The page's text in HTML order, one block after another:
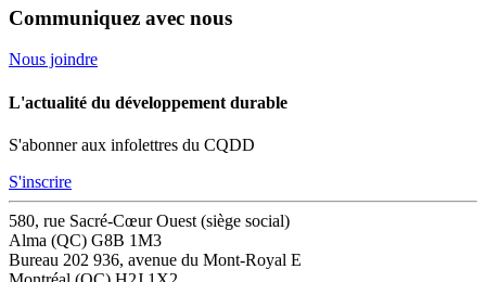
Communiquez avec nous
Nous joindre
L'actualité du développement durable
S'abonner aux infolettres du CQDD
S'inscrire
580, rue Sacré-Cœur Ouest (siège social)
Alma (QC) G8B 1M3
Bureau 202 936, avenue du Mont-Royal E